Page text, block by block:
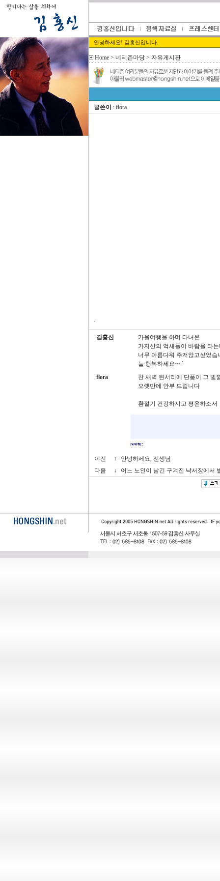
안녕하세요! 김홍신입니다.
Home > 네티즌마당 > 자유게시판
글쓴이 : flora
.
김홍신
가을여행을 하며 다녀온
가지산의 억새들이 바람을 타
너무 아름다워 주저앉고싶었습
늘 행복하세요~~`
flora
찬 새벽 된서리에 단풍이 그 빛
오랫만에 안부 드립니다
환절기 건강하시고 평온하소서
이전 ↑
안녕하세요, 선생님
다음
↓ 어느 노인이 남긴 구겨진 낙서장에서